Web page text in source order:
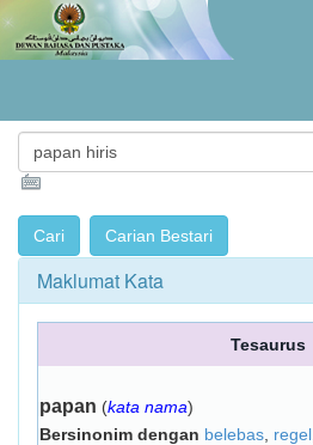
Maklumat Kata
Tesaurus
papan (kata nama)
Bersinonim dengan belebas regel